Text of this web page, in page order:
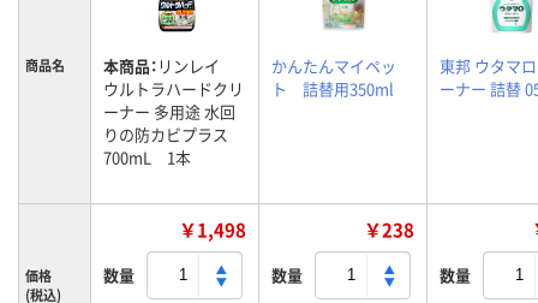
商品名 本商品： リンレイ
ウルトラハードクリ
ーナー 多用途 水回
りの防カビプラス
700mL 1本
かんたんマイペッ
ト 詰替用350ml
東邦 ウタマ
ーナー 詰替
価格
(税込)
￥1,498
数量
￥238
数量 数量